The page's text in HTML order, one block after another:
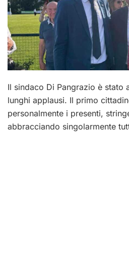
Il sindaco Di Pangrazio è stato
lunghi applausi. Il primo
personalmente i presenti,
abbracciando singolarmente